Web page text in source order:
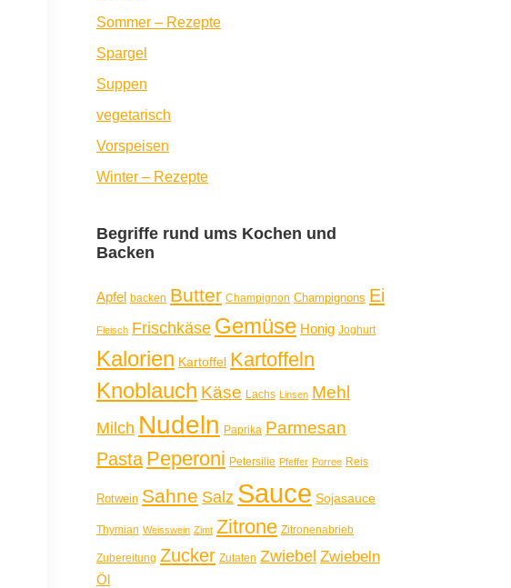
Sommer – Rezepte
Spargel
Suppen
vegetarisch
Vorspeisen
Winter – Rezepte
Begriffe rund ums Kochen und
Backen
Apfel backen Butter Champignon Champignons Ei
Fleisch Frischkäse Gemüse Honig Joghurt
Kalorien Kartoffel Kartoffeln
Knoblauch Käse Lachs Linsen Mehl
Milch Nudeln Paprika Parmesan
Pasta Peperoni Petersilie Pfeffer Porree Reis
Rotwein Sahne Salz Sauce Sojasauce
Thymian Weisswein Zimt Zitrone Zitronenabrieb
Zubereitung Zucker Zutaten Zwiebel Zwiebeln
Öl